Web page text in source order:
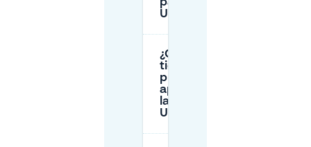
pago en
Uilebomen?
¿Cuánto
tiempo
puedo
aparcar en
la calle en
Uilebomen?